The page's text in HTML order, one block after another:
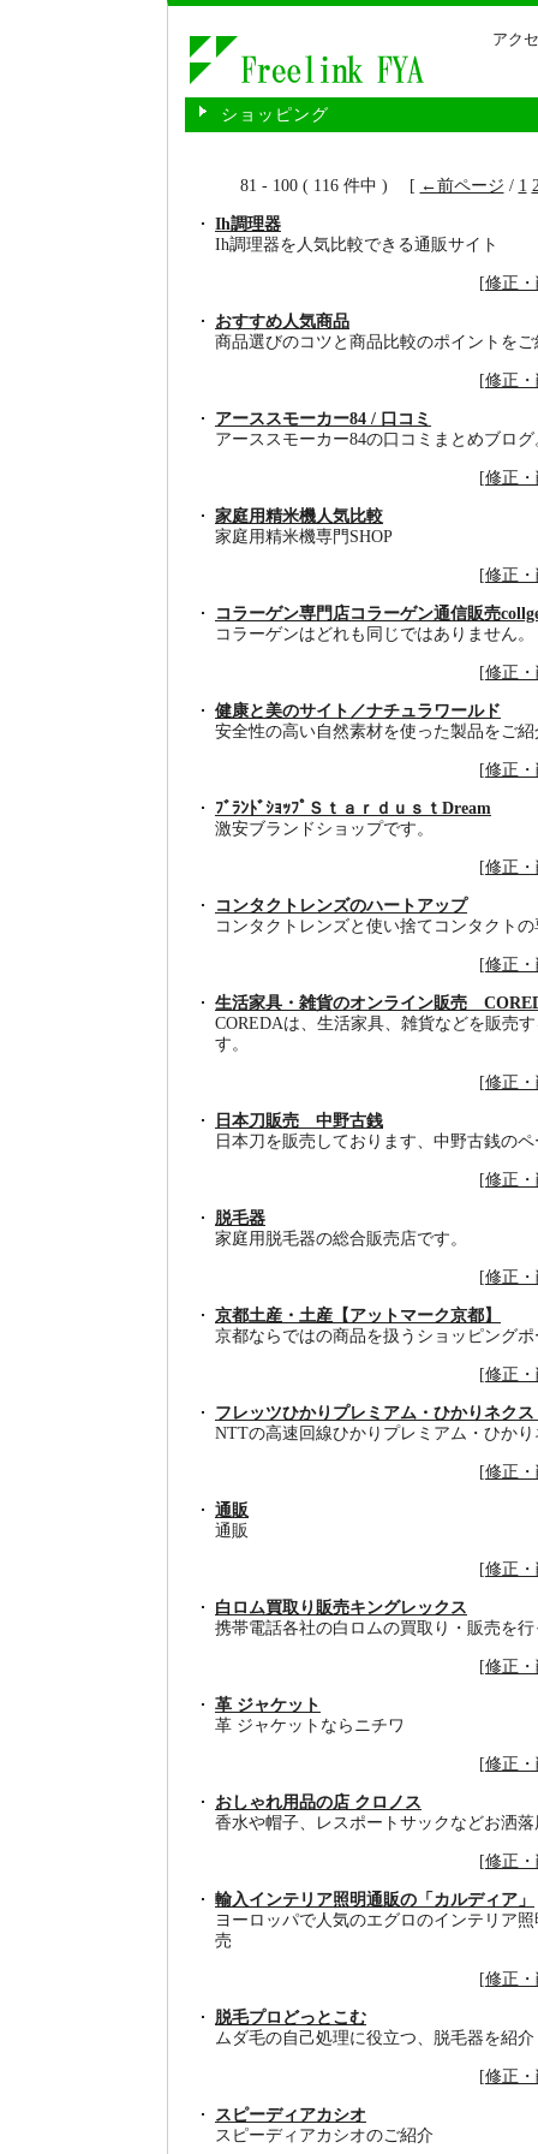
アク
ショッピング
81 - 100 ( 116 件中 ) [ ←前ページ / 1
Ih調理器
Ih調理器を人気比較できる通販サイト
[修正
おすすめ人気商品
商品選びのコツと商品比較のポイントをご
[修正
アーススモーカー84 / 口コミ
アーススモーカー84の口コミまとめブログ
[修正
家庭用精米機人気比較
家庭用精米機専門SHOP
[修正
コラーゲン専門店コラーゲン通信販売
コラーゲンはどれも同じではありません。
[修正
健康と美のサイト／ナチュラワールド
安全性の高い自然素材を使った製品をご
[修正
ﾌﾞﾗﾝﾄﾞｼｮｯﾌﾟＳｔａｒｄｕｓｔDream
激安ブランドショップです。
[修正
コンタクトレンズのハートアップ
コンタクトレンズと使い捨てコンタクト
[修正
生活家具・雑貨のオンライン販売
COREDAは、生活家具、雑貨などを販売
す。
[修正
日本刀販売 中野古銭
日本刀を販売しております、中野古銭の
[修正
脱毛器
家庭用脱毛器の総合販売店です。
[修正
京都土産・土産【アットマーク京都】
京都ならではの商品を扱うショッピング
[修正
フレッツひかりプレミアム・ひかりネクス
NTTの高速回線ひかりプレミアム・ひか
[修正
通販
通販
[修正
白ロム買取り販売キングレックス
携帯電話各社の白ロムの買取り・販売を
[修正
革 ジャケット
革 ジャケットならニチワ
[修正
おしゃれ用品の店 クロノス
香水や帽子、レスポートサックなどお洒
[修正
輸入インテリア照明通販の「カルディア」
ヨーロッパで人気のエグロのインテリア
売
[修正
脱毛プロどっとこむ
ムダ毛の自己処理に役立つ、脱毛器を紹
[修正
スピーディアカシオ
スピーディアカシオのご紹介